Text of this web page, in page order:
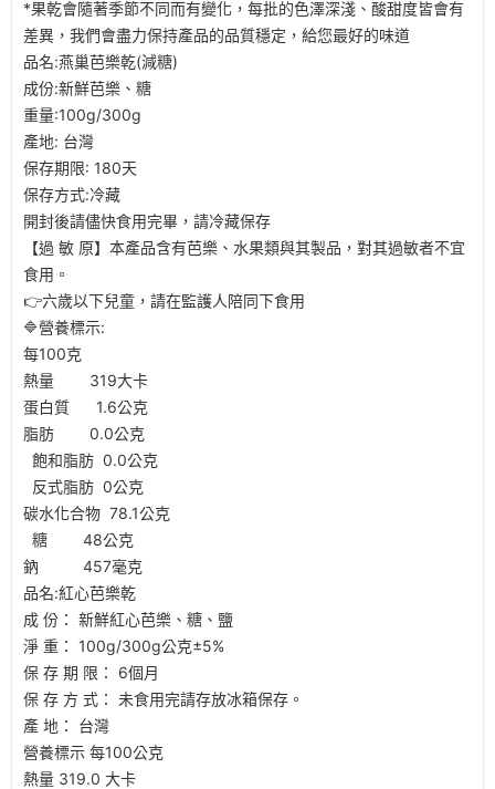
*果乾會隨著季節不同而有變化，每批的色澤深淺、酸甜度皆會有
差異，我們會盡力保持產品的品質穩定，給您最好的味道
品名:燕巢芭樂乾(減糖)
成份:新鮮芭樂、糖
重量:100g/300g
產地: 台灣
保存期限: 180天
保存方式:冷藏
開封後請儘快食用完畢，請冷藏保存
【過 敏 原】本產品含有芭樂、水果類與其製品，對其過敏者不宜
食用。
👉六歲以下兒童，請在監護人陪同下食用
🔷營養標示:
每100克
熱量 319大卡
蛋白質 1.6公克
脂肪 0.0公克
飽和脂肪 0.0公克
反式脂肪 0公克
碳水化合物 78.1公克
糖 48公克
鈉 457毫克
品名:紅心芭樂乾
成 份： 新鮮紅心芭樂、糖、鹽
淨 重： 100g/300g公克±5%
保 存 期 限： 6個月
保 存 方 式： 未食用完請存放冰箱保存。
產 地： 台灣
營養標示 每100公克
熱量 319.0 大卡